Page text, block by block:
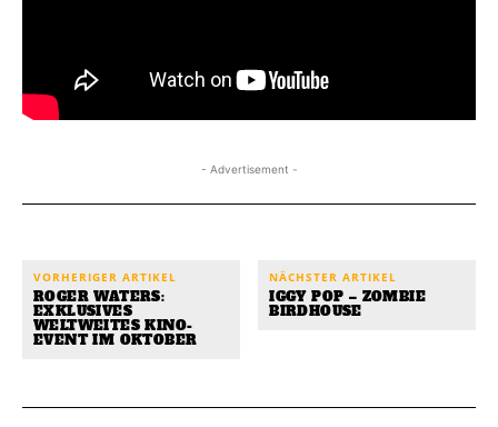
- Advertisement -
VORHERIGER ARTIKEL
ROGER WATERS:
EXKLUSIVES
WELTWEITES KINO-
EVENT IM OKTOBER
NÄCHSTER ARTIKEL
IGGY POP – ZOMBIE
BIRDHOUSE